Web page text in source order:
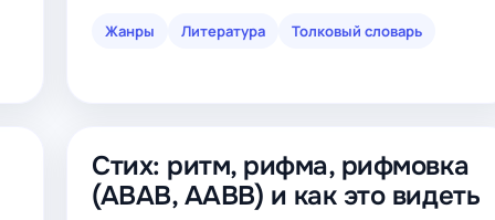
Жанры Литература Толковый словарь
Стих: ритм, рифма, рифмовка
(ABAB, AABB) и как это видеть